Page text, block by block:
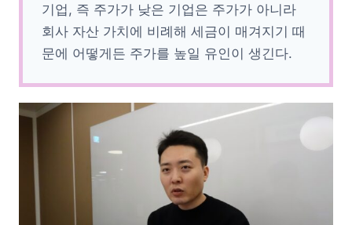
기업, 즉 주가가 낮은 기업은 주가가 아니라
회사 자산 가치에 비례해 세금이 매겨지기 때
문에 어떻게든 주가를 높일 유인이 생긴다.